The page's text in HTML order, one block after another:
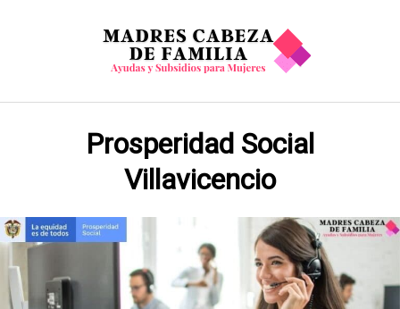
Prosperidad Social
Villavicencio